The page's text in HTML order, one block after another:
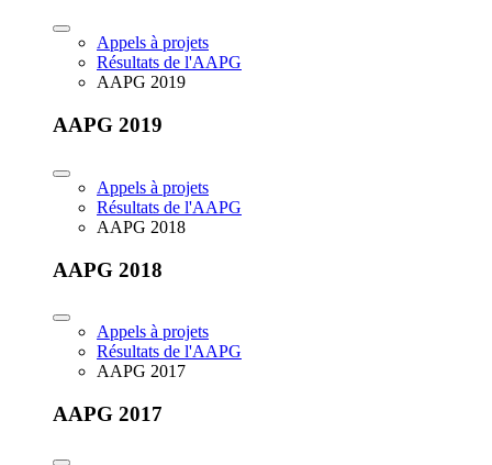
Appels à projets
Résultats de l'AAPG
AAPG 2019
AAPG 2019
Appels à projets
Résultats de l'AAPG
AAPG 2018
AAPG 2018
Appels à projets
Résultats de l'AAPG
AAPG 2017
AAPG 2017